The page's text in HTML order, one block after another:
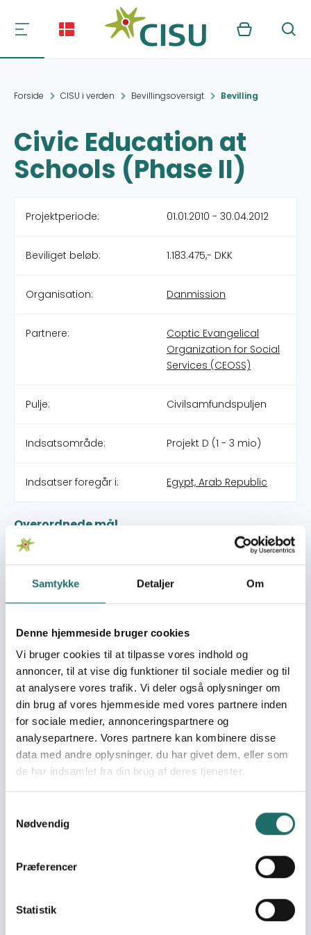
Samtykke Detaljer Om
Denne hjemmeside bruger cookies
Vi bruger cookies til at tilpasse vores indhold og
annoncer, til at vise dig funktioner til sociale medier og til
at analysere vores trafik. Vi deler også oplysninger om
din brug af vores hjemmeside med vores partnere inden
for sociale medier, annonceringspartnere og
analysepartnere. Vores partnere kan kombinere disse
data med andre oplysninger, du har givet dem, eller som
de har indsamlet fra din brug af deres tjenester.
Nødvendig
Præferencer
Statistik
Kurv Søg
Forside CISU i verden Bevillingsoversigt Bevilling
Civic Education at
Schools (Phase II)
Projektperiode: 01.01.2010 - 30.04.2012
Beviliget beløb: 1.183.475,- DKK
Organisation: Danmission
Partnere:
Coptic Evangelical
Organization for Social
Services (CEOSS)
Pulje: Civilsamfundspuljen
Indsatsområde: Projekt D (1 - 3 mio)
Indsatser foregår i: Egypt, Arab Republic
Overordnede mål
At bidrage til udviklingen af demokrati og civilsamfundet
Umiddelbare mål
rettigheder hos lærere,elever og CBOs Projektmål 2:Vise
elever mulighed for demokratisk indflydelse på eget liv
og lokalsamfund Projektmål 3: Advokere for spredning af
medborgerskabskonceptet
Målgrupper
Primær: 900 Elever, 60 lærere, 600 forældre, 50 religiøse
ledere og 30 mediefolk (min. 40 % kvinder). Sekundær: 15
NGOer/CBOer/ungdomsorganisationer og
I Egypten er skolesystemet præget af få ressourcer, en
tradition. Dertil kommer, at islamistiske bevægelser de
senere år i stigende grad søger indflydelse på
Projektets formål et at udvikle en metode, der kan styrke
elevernes forståelse af medborgerskab og rettigheder,